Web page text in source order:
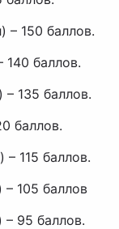
– 150 баллов.
140 баллов.
135 баллов.
баллов.
115 баллов.
105 баллов
95 баллов.